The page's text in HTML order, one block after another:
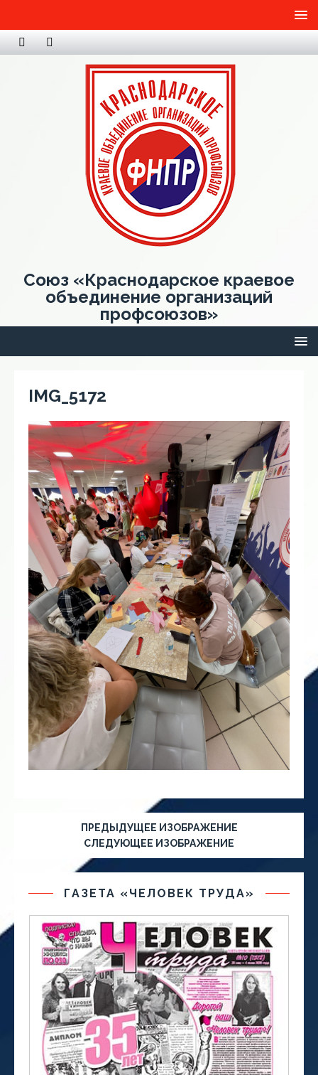
Союз «Краснодарское краевое
объединение организаций
профсоюзов»
IMG_5172
ПРЕДЫДУЩЕЕ ИЗОБРАЖЕНИЕ
СЛЕДУЮЩЕЕ ИЗОБРАЖЕНИЕ
ГАЗЕТА «ЧЕЛОВЕК ТРУДА»